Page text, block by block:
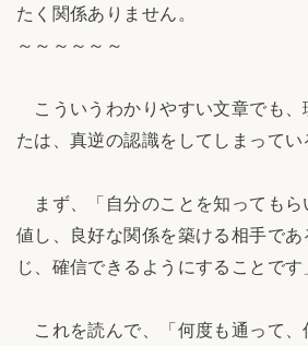
たく関係ありません。
～～～～～～
こういうわかりやすい文章でも、
たは、真逆の認識をしてしまってい
まず、「自分のことを知ってもら
値し、良好な関係を築ける相手で
じ、確信できるようにすることです
これを読んで、「何度も通って、